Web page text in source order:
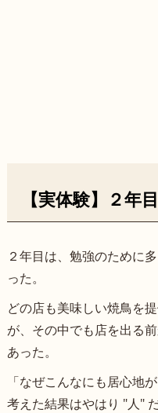
【実体験】２年
２年目は、勉強のために
った。
どの店も美味しい焼鳥を
が、その中でも店を出る
あった。
「なぜこんなにも居心地
考えた結果はやはり "人" だ